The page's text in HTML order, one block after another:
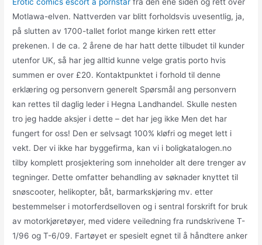
Erotic comics escort a pornstar fra den ene siden og rett over
Motlawa-elven. Nattverden var blitt forholdsvis uvesentlig, ja,
på slutten av 1700-tallet forlot mange kirken rett etter
prekenen. I de ca. 2 årene de har hatt dette tilbudet til kunder
utenfor UK, så har jeg alltid kunne velge gratis porto hvis
summen er over £20. Kontaktpunktet i forhold til denne
erklæring og personvern generelt Spørsmål ang personvern
kan rettes til daglig leder i Hegna Landhandel. Skulle nesten
tro jeg hadde aksjer i dette – det har jeg ikke Men det har
fungert for oss! Den er selvsagt 100% kløfri og meget lett i
vekt. Der vi ikke har byggefirma, kan vi i boligkatalogen.no
tilby komplett prosjektering som inneholder alt dere trenger av
tegninger. Dette omfatter behandling av søknader knyttet til
snøscooter, helikopter, båt, barmarkskjøring mv. etter
bestemmelser i motorferdselloven og i sentral forskrift for bruk
av motorkjøretøyer, med videre veiledning fra rundskrivene T-
1/96 og T-6/09. Fartøyet er spesielt egnet til å håndtere anker